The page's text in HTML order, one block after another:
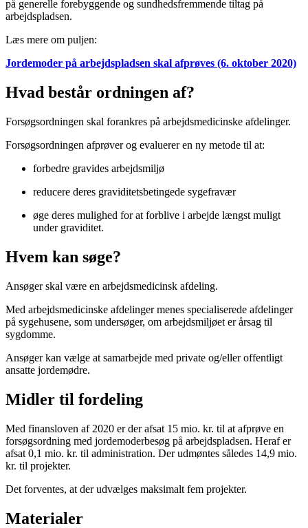
på generelle forebyggende og sundhedsfremmende tiltag på
arbejdspladsen.
Læs mere om puljen:
Jordemoder på arbejdspladsen skal afprøves (6. oktober 2020)
Hvad består ordningen af?
Forsøgsordningen skal forankres på arbejdsmedicinske afdelinger.
Forsøgsordningen afprøver og evaluerer en ny metode til at:
forbedre gravides arbejdsmiljø
reducere deres graviditetsbetingede sygefravær
øge deres mulighed for at forblive i arbejde længst muligt
under graviditet.
Hvem kan søge?
Ansøger skal være en arbejdsmedicinsk afdeling.
Med arbejdsmedicinske afdelinger menes specialiserede afdelinger
på sygehusene, som undersøger, om arbejdsmiljøet er årsag til
sygdomme.
Ansøger kan vælge at samarbejde med private og/eller offentligt
ansatte jordemødre.
Midler til fordeling
Med finansloven af 2020 er der afsat 15 mio. kr. til at afprøve en
forsøgsordning med jordemoderbesøg på arbejdspladsen. Heraf er
afsat 0,1 mio. kr. til administration. Der udmøntes således 14,9 mio.
kr. til projekter.
Det forventes, at der udvælges maksimalt fem projekter.
Materialer